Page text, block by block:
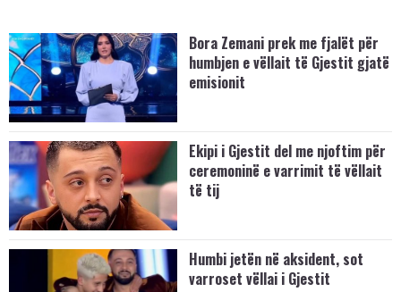
Bora Zemani prek me fjalët për
humbjen e vëllait të Gjestit gjatë
emisionit
Ekipi i Gjestit del me njoftim për
ceremoninë e varrimit të vëllait
të tij
Humbi jetën në aksident, sot
varroset vëllai i Gjestit